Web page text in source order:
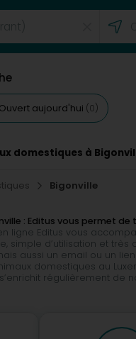
Ouvert aujourd'hui (0)
domestiques à
Bigonville
: Editus vous permet
ligne Editus vous
simple d’utilisation et
aussi un email ou un
domestiques au
régulièrement de